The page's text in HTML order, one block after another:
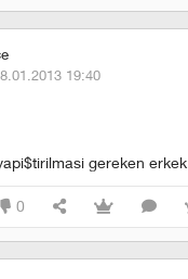
19:40
gereken
0